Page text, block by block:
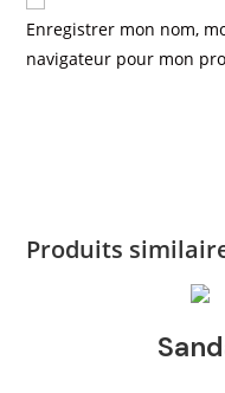
Enregistrer mon nom,
navigateur pour mon
Produits